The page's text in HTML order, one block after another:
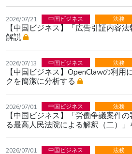
2026/07/21 中国ビジネス 法務
【中国ビジネス】「広告引証内容
解説
2026/07/13 中国ビジネス 法務
【中国ビジネス】OpenClawの利用
クを簡潔に分析する
2026/07/01 中国ビジネス 法務
【中国ビジネス】「労働争議案件
る最高人民法院による解釈（二）」
2026/07/01 中国ビジネス 法務